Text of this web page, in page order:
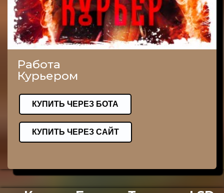
Работа
Курьером
КУПИТЬ ЧЕРЕЗ БОТА
КУПИТЬ ЧЕРЕЗ САЙТ